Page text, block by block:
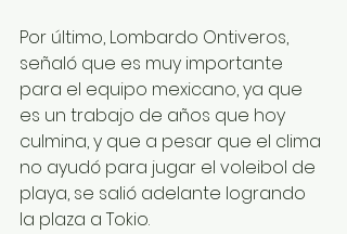
Por último, Lombardo Ontiveros,
señaló que es muy importante
para el equipo mexicano, ya que
es un trabajo de años que hoy
culmina, y que a pesar que el clima
no ayudó para jugar el voleibol de
playa, se salió adelante logrando
la plaza a Tokio.